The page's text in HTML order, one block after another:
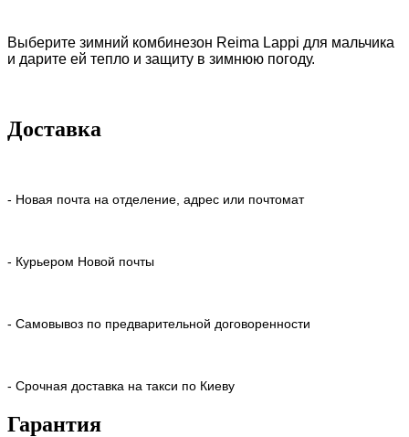
Выберите зимний комбинезон Reima Lappi для мальчика
и дарите ей тепло и защиту в зимнюю погоду.
Доставка
- Новая почта на отделение, адрес или почтомат
- Курьером Новой почты
- Самовывоз по предварительной договоренности
- Срочная доставка на такси по Киеву
Гарантия